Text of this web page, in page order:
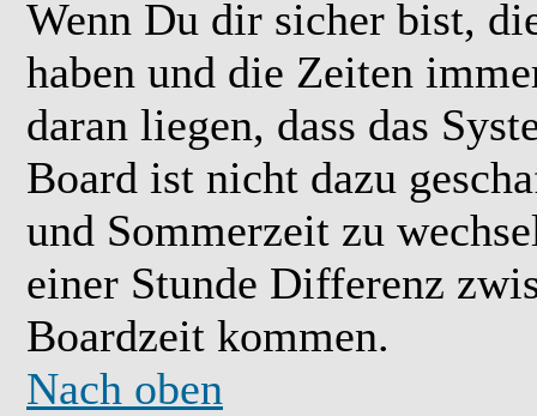
Wenn Du dir sicher bist,
haben und die Zeiten
daran liegen, dass das
Board ist nicht dazu
und Sommerzeit zu
einer Stunde Differenz
Boardzeit kommen.
Nach oben